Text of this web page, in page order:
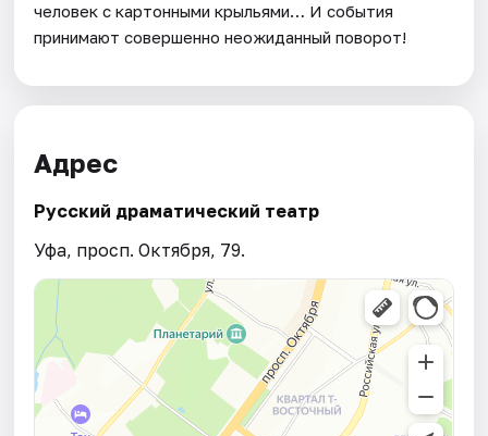
человек с картонными крыльями… И события
принимают совершенно неожиданный поворот!
Адрес
Русский драматический театр
Уфа, просп. Октября, 79.